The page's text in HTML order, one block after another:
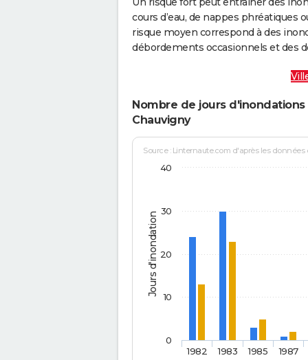
cours d’eau, de nappes phréatiques
risque moyen correspond à des
débordements occasionnels et des
Nombre de jours
Chauvigny
Jours d'inondation
Source : Linternaute.com d'après les données
1982 1983 1985 1987
0
10
20
30
40